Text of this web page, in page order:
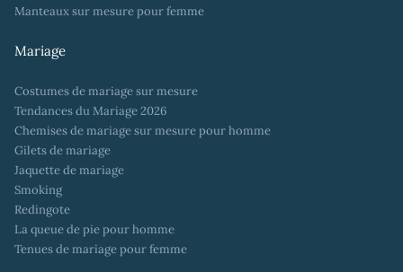
Manteaux sur mesure pour femme
Mariage
Costumes de mariage sur mesure
Tendances du Mariage 2026
Chemises de mariage sur mesure pour homme
Gilets de mariage
Jaquette de mariage
Smoking
Redingote
La queue de pie pour homme
Tenues de mariage pour femme